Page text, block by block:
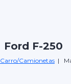
Ford F-250
Carro/Camionetas |